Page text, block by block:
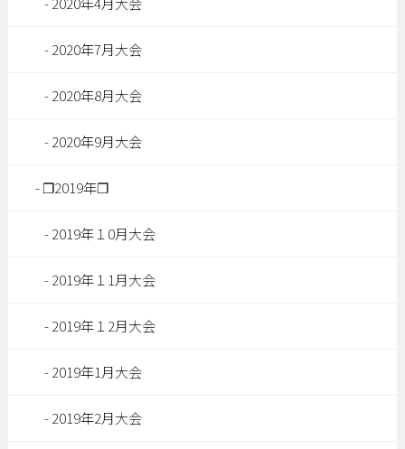
2020年7月大会
2020年8月大会
2020年9月大会
❐2019年❐
2019年１0月大会
2019年１1月大会
2019年１2月大会
2019年1月大会
2019年2月大会